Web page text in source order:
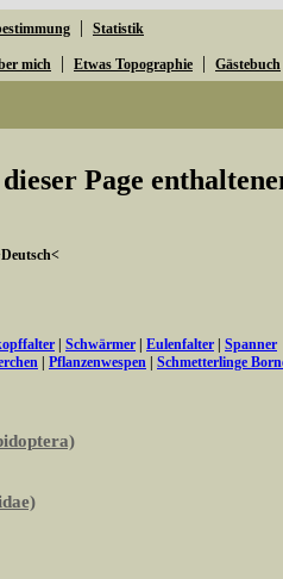
| Statistik
mich | Etwas Topographie | Gästebuch
Page
Schwärmer Eulenfalter
Spanner
Pflanzenwespen Schmetterlinge